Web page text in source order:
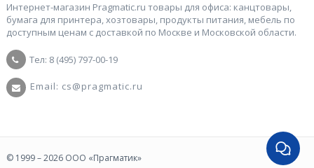
Интернет-магазин Pragmatic.ru товары для офиса: канцтовары,
бумага для принтера, хозтовары, продукты питания, мебель по
доступным ценам с доставкой по Москве и Московской области.
Тел: 8 (495) 797-00-19
Email: cs@pragmatic.ru
© 1999 – 2026 ООО «Прагматик»